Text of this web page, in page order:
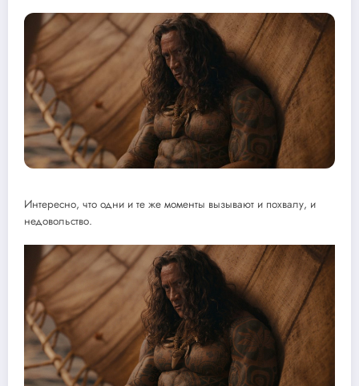
Интересно, что одни и те же моменты вызывают и похвалу, и
недовольство.